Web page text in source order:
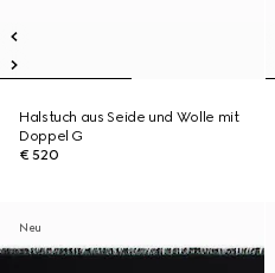
Halstuch aus Seide und Wolle mit
Doppel G
€ 520
Neu